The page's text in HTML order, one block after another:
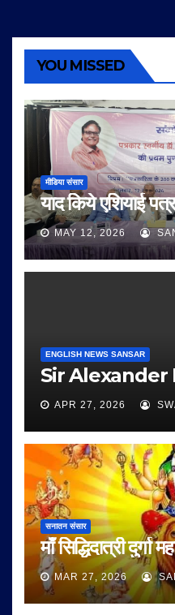
YOU MISSED
मीडिया संसार
याद किये एशियाई
MAY 12, 2026
ENGLISH NEWS SANSAR
Sir Alexander
APR 27, 2026
सनातन संसार
माँ सिद्धिदात्री दुर्गा
MAR 27, 2026